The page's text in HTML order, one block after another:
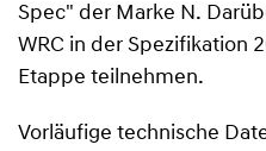
Spec" der Marke N.
WRC in der Spezifikation
Etappe teilnehmen.
Vorläufige technische